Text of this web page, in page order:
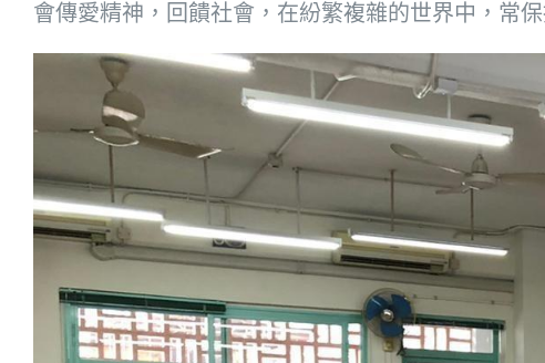
會傳愛精神，回饋社會，在紛繁複雜的世界中，常